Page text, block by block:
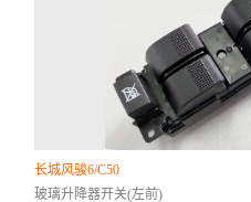
长城风骏6/C50
玻璃升降器开关(左前)